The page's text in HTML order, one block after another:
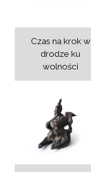
Czas na krok w
drodze ku
wolności